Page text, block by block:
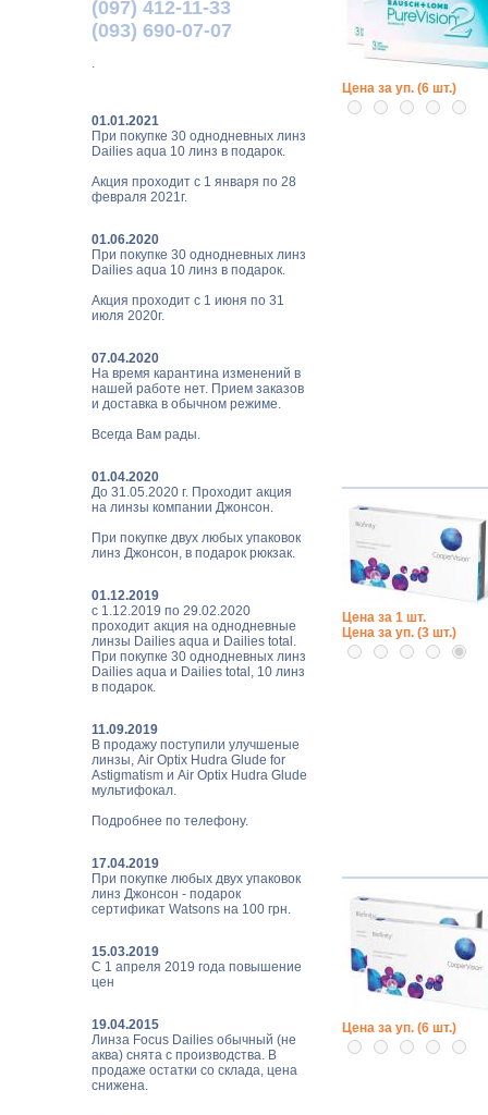
(097) 412-11-33
(093) 690-07-07
.
01.01.2021
При покупке 30 однодневных линз
Dailies aqua 10 линз в подарок.
Акция проходит с 1 января по 28
февраля 2021г.
01.06.2020
При покупке 30 однодневных линз
Dailies aqua 10 линз в подарок.
Акция проходит с 1 июня по 31
июля 2020г.
07.04.2020
На время карантина изменений в
нашей работе нет. Прием заказов
и доставка в обычном режиме.
Всегда Вам рады.
01.04.2020
До 31.05.2020 г. Проходит акция
на линзы компании Джонсон.
При покупке двух любых упаковок
линз Джонсон, в подарок рюкзак.
01.12.2019
с 1.12.2019 по 29.02.2020
проходит акция на однодневные
линзы Dailies aqua и Dailies total.
При покупке 30 однодневных линз
Dailies aqua и Dailies total, 10 линз
в подарок.
11.09.2019
В продажу поступили улучшеные
линзы, Air Optix Hudra Glude for
Astigmatism и Air Optix Hudra Glude
мультифокал.
Подробнее по телефону.
17.04.2019
При покупке любых двух упаковок
линз Джонсон - подарок
сертификат Watsons на 100 грн.
15.03.2019
С 1 апреля 2019 года повышение
цен
19.04.2015
Линза Focus Dailies обычный (не
аква) снята с производства. В
продаже остатки со склада, цена
снижена.
Цена за уп. (6 шт.)
Цена за 1 шт.
Цена за уп. (3 шт.)
Цена за уп. (6 шт.)